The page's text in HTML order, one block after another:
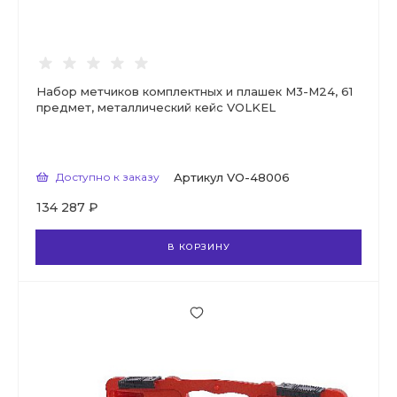
Набор метчиков комплектных и плашек М3-М24, 61
предмет, металлический кейс VOLKEL
Доступно к заказу Артикул VO-48006
134 287 ₽
В КОРЗИНУ